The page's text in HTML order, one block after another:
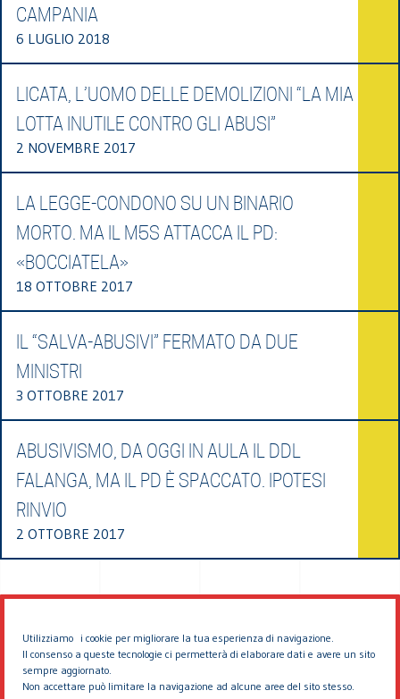
Utilizziamo i cookie per migliorare la tua esperienza di navigazione.
Il consenso a queste tecnologie ci permetterà di elaborare dati e avere un sito
sempre aggiornato.
Non accettare può limitare la navigazione ad alcune aree del sito stesso.
CAMPANIA
6 LUGLIO 2018
LICATA, L’UOMO DELLE DEMOLIZIONI “LA MIA
LOTTA INUTILE CONTRO GLI ABUSI”
2 NOVEMBRE 2017
LA LEGGE-CONDONO SU UN BINARIO
MORTO. MA IL M5S ATTACCA IL PD:
«BOCCIATELA»
18 OTTOBRE 2017
IL “SALVA-ABUSIVI” FERMATO DA DUE
MINISTRI
3 OTTOBRE 2017
ABUSIVISMO, DA OGGI IN AULA IL DDL
FALANGA, MA IL PD È SPACCATO. IPOTESI
RINVIO
2 OTTOBRE 2017